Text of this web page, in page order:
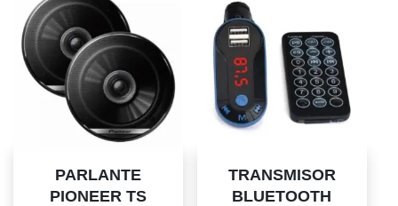
PARLANTE
PIONEER TS
TRANSMISOR
BLUETOOTH